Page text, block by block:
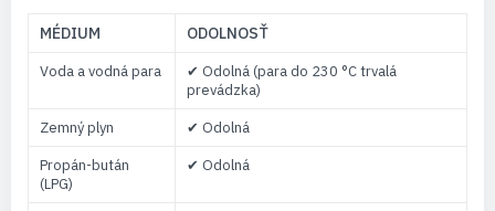
MÉDIUM ODOLNOSŤ
Voda a vodná para
✔ Odolná (para do 230 °C trvalá
prevádzka)
Zemný plyn
✔ Odolná
Propán-bután
(LPG)
✔ Odolná